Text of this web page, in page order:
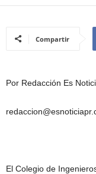
Compartir
Por Redacción Es
El Colegio de